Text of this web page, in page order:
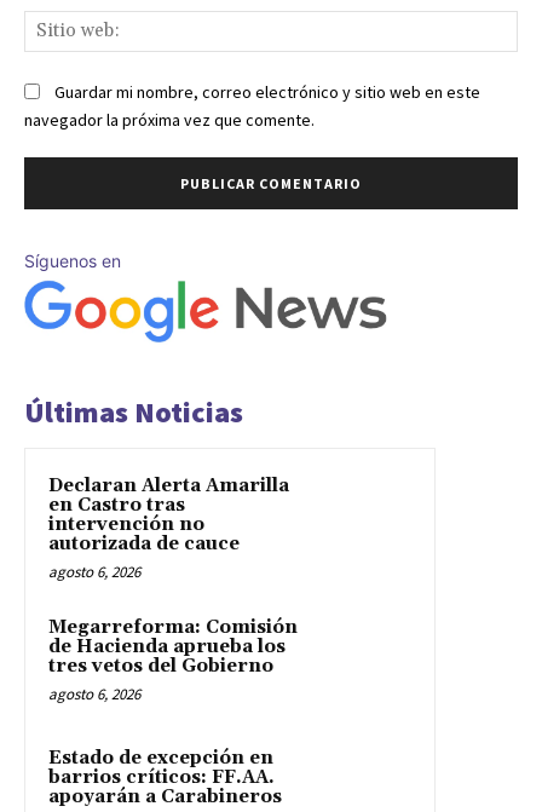
Guardar mi nombre, correo electrónico y sitio web en este
navegador la próxima vez que comente.
Síguenos en
Últimas Noticias
Declaran Alerta Amarilla
en Castro tras
intervención no
autorizada de cauce
agosto 6, 2026
Megarreforma: Comisión
de Hacienda aprueba los
tres vetos del Gobierno
agosto 6, 2026
Estado de excepción en
barrios críticos: FF.AA.
apoyarán a Carabineros